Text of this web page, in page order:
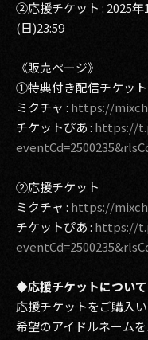
②応援チケット : 2025年
(日)23:59
《販売ページ》
①特典付き配信チケット
ミクチャ : https://
チケットぴあ : https://
②応援チケット
ミクチャ : https://
チケットぴあ : https://
◆応援チケットについて
応援チケットをご購入
希望のアイドルネーム